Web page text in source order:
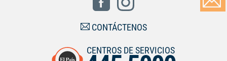
CONTÁCTENOS
CENTROS DE SERVICIOS